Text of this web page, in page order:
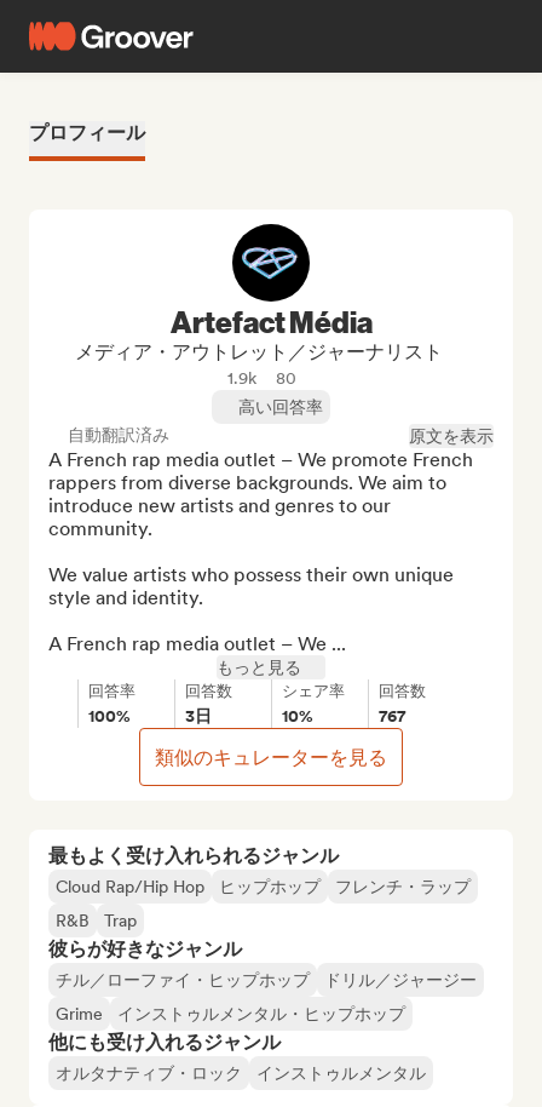
プロフィール
最もよく受け入れられるジャンル
Cloud Rap/Hip Hop ヒップホップ
フレンチ・ラップ
R&B
Trap
彼らが好きなジャンル
チル／ローファイ・ヒップホップ
ドリル／ジャージー
Grime
インストゥルメンタル・ヒップホップ
他にも受け入れるジャンル
オルタナティブ・ロック インストゥルメンタル
Artefact Média
メディア・アウトレット／ジャーナリスト
1.9k
80
高い回答率
自動翻訳済み
原文を表示
A French rap media outlet – We promote French
rappers from diverse backgrounds. We aim to
introduce new artists and genres to our
community.
We value artists who possess their own unique
style and identity.
A French rap media outlet – We ...
もっと見る
回答率
100%
回答数
3日
シェア率
10%
回答数
767
類似のキュレーターを見る